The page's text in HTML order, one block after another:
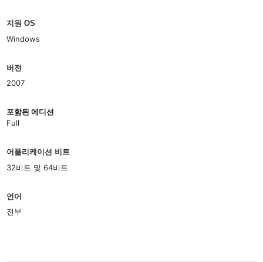
지원 OS
Windows
버전
2007
포함된 에디션
Full
어플리케이션 비트
32비트 및 64비트
언어
전부